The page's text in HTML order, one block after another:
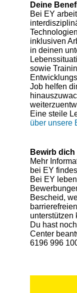
Deine
Bei EY
inklusiven
in deinen
sowie
Job helfen
Eine steile
über unsere
Bewirb
Mehr
bei EY
Bei EY
Bescheid,
unterstützen
Du hast
Center
6196 996